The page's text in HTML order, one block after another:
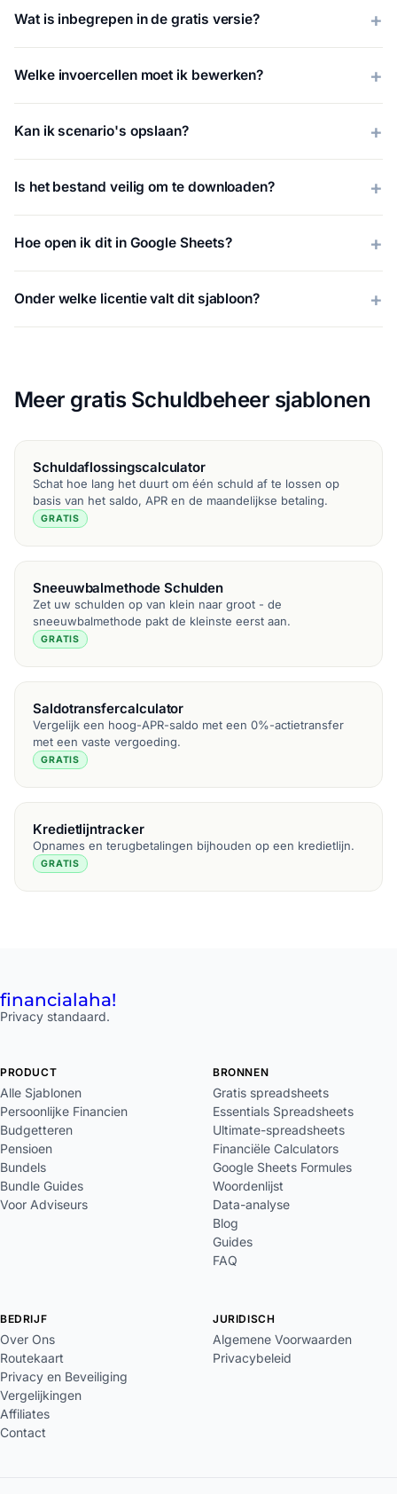
Wat is inbegrepen in de gratis versie?
Welke invoercellen moet ik bewerken?
Kan ik scenario's opslaan?
Is het bestand veilig om te downloaden?
Hoe open ik dit in Google Sheets?
Onder welke licentie valt dit sjabloon?
Meer gratis Schuldbeheer sjablonen
Schuldaflossingscalculator
Schat hoe lang het duurt om één schuld af te lossen op
basis van het saldo, APR en de maandelijkse betaling.
GRATIS
Sneeuwbalmethode Schulden
Zet uw schulden op van klein naar groot - de
sneeuwbalmethode pakt de kleinste eerst aan.
GRATIS
Saldotransfercalculator
Vergelijk een hoog-APR-saldo met een 0%-actietransfer
met een vaste vergoeding.
GRATIS
Kredietlijntracker
Opnames en terugbetalingen bijhouden op een kredietlijn.
GRATIS
financialaha!
Privacy standaard.
PRODUCT
Alle Sjablonen
Persoonlijke Financien
Budgetteren
Pensioen
Bundels
Bundle Guides
Voor Adviseurs
BRONNEN
Gratis spreadsheets
Essentials Spreadsheets
Ultimate-spreadsheets
Financiële Calculators
Google Sheets Formules
Woordenlijst
Data-analyse
Blog
Guides
FAQ
BEDRIJF
Over Ons
Routekaart
Privacy en Beveiliging
Vergelijkingen
Affiliates
Contact
JURIDISCH
Algemene Voorwaarden
Privacybeleid